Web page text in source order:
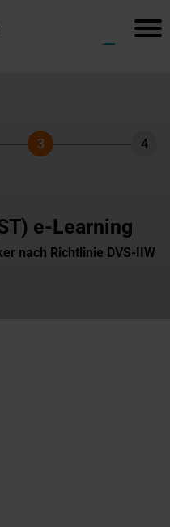
Schritt
3 4
e-Learning
nach Richtlinie DVS-IIW